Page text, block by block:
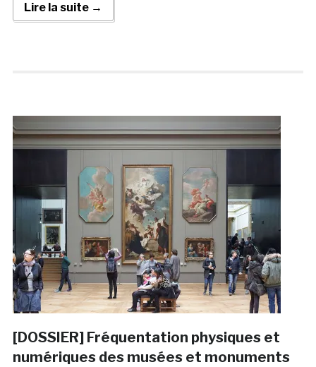
Lire la suite →
[DOSSIER] Fréquentation physiques et
numériques des musées et monuments